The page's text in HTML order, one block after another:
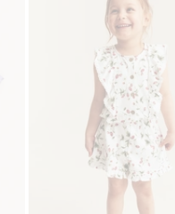
Pyjamat, joissa